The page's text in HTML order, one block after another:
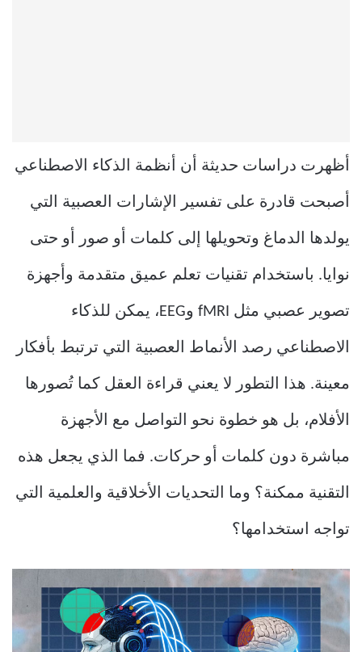
أظهرت دراسات حديثة أن أنظمة الذكاء الاصطناعي
أصبحت قادرة على تفسير الإشارات العصبية التي
يولدها الدماغ وتحويلها إلى كلمات أو صور أو حتى
نوايا. باستخدام تقنيات تعلم عميق متقدمة وأجهزة
تصوير عصبي مثل fMRI وEEG، يمكن للذكاء
الاصطناعي رصد الأنماط العصبية التي ترتبط بأفكار
معينة. هذا التطور لا يعني قراءة العقل كما تُصورها
الأفلام، بل هو خطوة نحو التواصل مع الأجهزة
مباشرة دون كلمات أو حركات. فما الذي يجعل هذه
التقنية ممكنة؟ وما التحديات الأخلاقية والعلمية التي
تواجه استخدامها؟